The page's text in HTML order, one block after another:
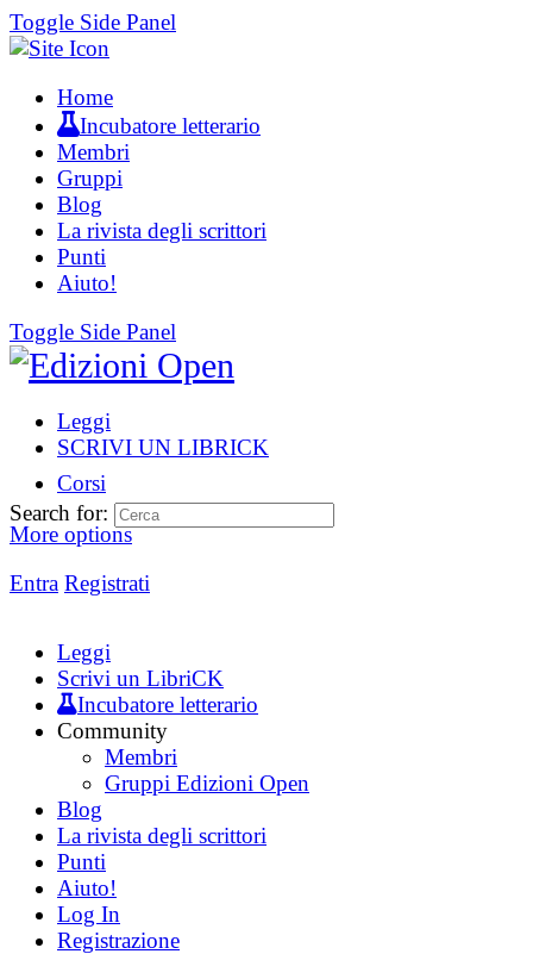
Toggle Side Panel
Home
Incubatore letterario
Membri
Gruppi
Blog
La rivista degli scrittori
Punti
Aiuto!
Toggle Side Panel
Leggi
SCRIVI UN LIBRICK
Corsi
More options
Entra Registrati
Search for:
Leggi
Scrivi un LibriCK
Incubatore letterario
Community
Membri
Gruppi Edizioni Open
Blog
La rivista degli scrittori
Punti
Aiuto!
Log In
Registrazione